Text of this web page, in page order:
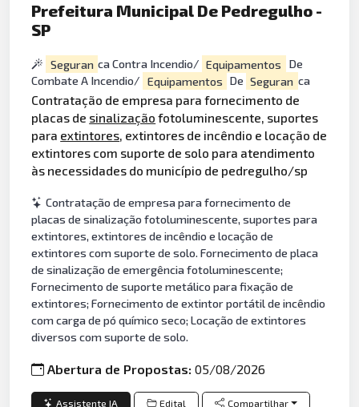
Prefeitura Municipal De Pedregulho -
SP
Seguran ca Contra Incendio/ Equipamentos
De
Combate A Incendio/ Equipamentos De Seguran ca
Contratação de empresa para fornecimento de
placas de sinalização fotoluminescente, suportes
para extintores , extintores de incêndio e locação de
extintores com suporte de solo para atendimento
às necessidades do município de pedregulho/sp
Contratação de empresa para fornecimento de
placas de sinalização fotoluminescente, suportes para
extintores, extintores de incêndio e locação de
extintores com suporte de solo. Fornecimento de placa
de sinalização de emergência fotoluminescente;
Fornecimento de suporte metálico para fixação de
extintores; Fornecimento de extintor portátil de incêndio
com carga de pó químico seco; Locação de extintores
diversos com suporte de solo.
Abertura de Propostas:05/08/2026
Assistente IA Edital Compartilhar